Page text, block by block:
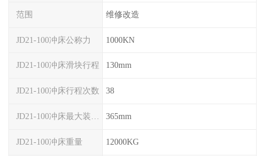
范围 维修改造
JD21-100冲床公称力 1000KN
JD21-100冲床滑块行程 130mm
JD21-100冲床行程次数 38
365mm
JD21-100冲床重量 12000KG